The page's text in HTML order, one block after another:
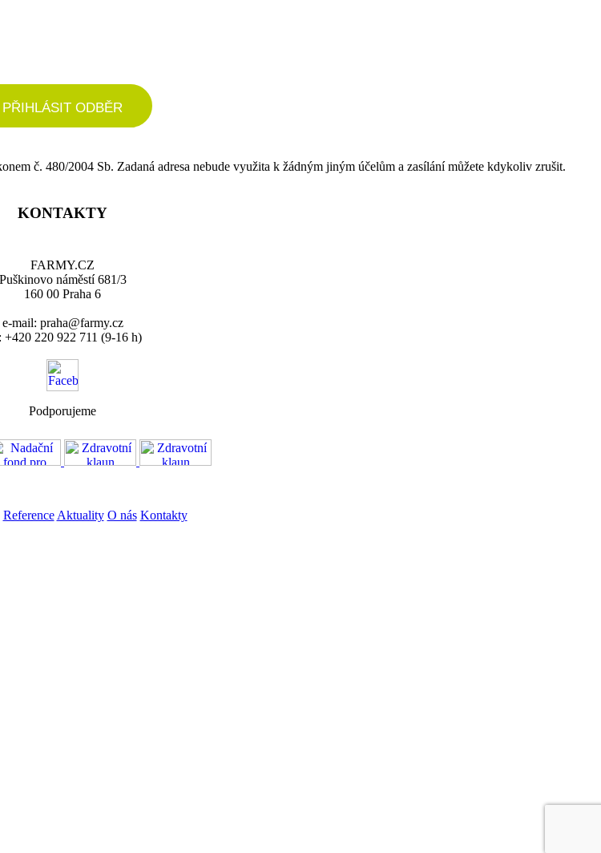
PŘIHLÁSIT ODBĚR
č. 480/2004 Sb. Zadaná adresa nebude využita k žádným jiným účelům a zasílání můžete kdykoliv zrušit.
KONTAKTY
FARMY.CZ
Puškinovo náměstí 681/3
160 00 Praha 6
e-mail: praha@farmy.cz
+420 220 922 711 (9-16 h)
Podporujeme
Reference Aktuality O nás Kontakty